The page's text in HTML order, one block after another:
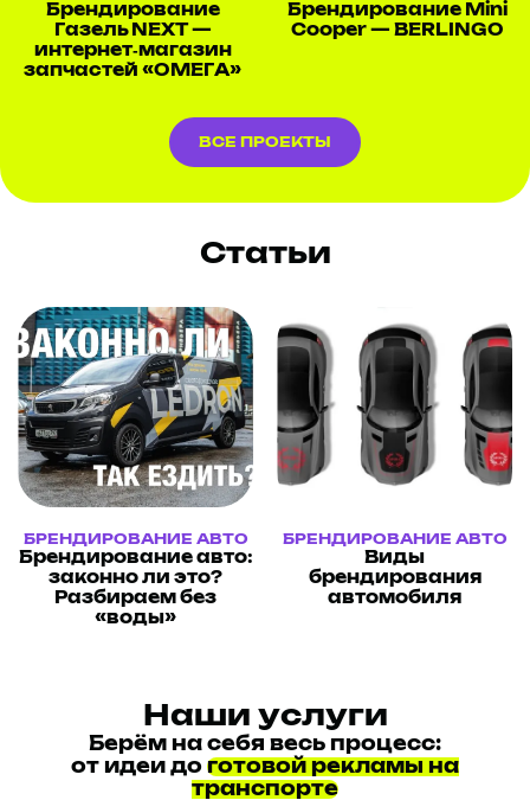
Брендирование
Газель NEXT —
интернет‑магазин
запчастей «ОМЕГА»
Брендирование Mini
Cooper — BERLINGO
ВСЕ ПРОЕКТЫ
Статьи
БРЕНДИРОВАНИЕ АВТО
Брендирование авто:
законно ли это?
Разбираем без
«воды»
БРЕНДИРОВАНИЕ АВТО
Виды
брендирования
автомобиля
Наши услуги
Берём на себя весь процесс:
от идеи до готовой рекламы на
транспорте